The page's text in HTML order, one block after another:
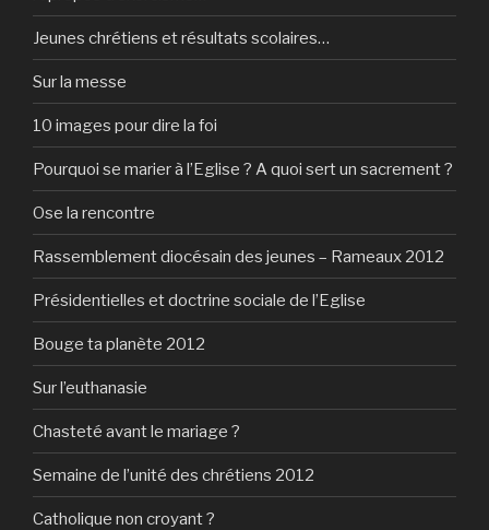
Jeunes chrétiens et résultats scolaires…
Sur la messe
10 images pour dire la foi
Pourquoi se marier à l’Eglise ? A quoi sert un sacrement ?
Ose la rencontre
Rassemblement diocésain des jeunes – Rameaux 2012
Présidentielles et doctrine sociale de l’Eglise
Bouge ta planète 2012
Sur l’euthanasie
Chasteté avant le mariage ?
Semaine de l’unité des chrétiens 2012
Catholique non croyant ?